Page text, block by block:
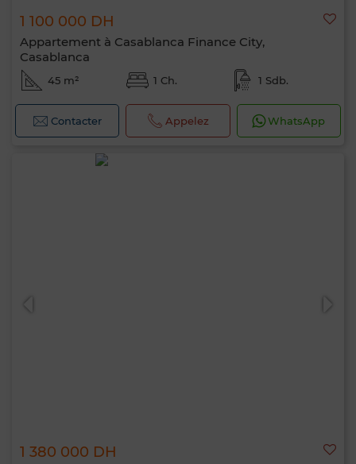
1 100 000 DH
Appartement à Casablanca Finance City,
Casablanca
45 m² 1 Ch. 1 Sdb.
Contacter Appelez WhatsApp
1 380 000 DH